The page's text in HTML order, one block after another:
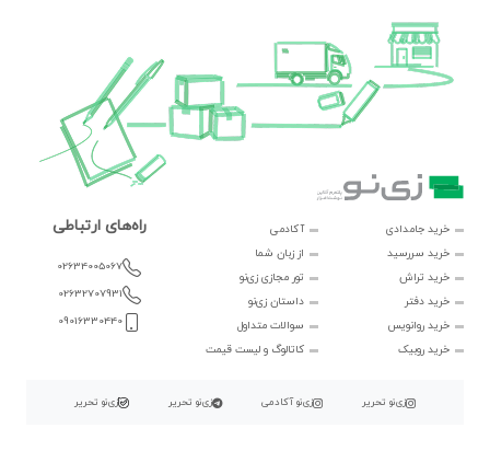
خرید جامدادی
خرید سررسید
خرید تراش
خرید دفتر
خرید روانویس
خرید روبیک
آکادمی
از زبان شما
تور مجازی زی‌نو
داستان زی‌نو
سوالات متداول
کاتالوگ و لیست قیمت
راه‌های ارتباطی
02634005067
02632707931
09016330440
زی‌نو تحریر زی‌نو آکادمی زی‌نو تحریر زی‌نو تحریر